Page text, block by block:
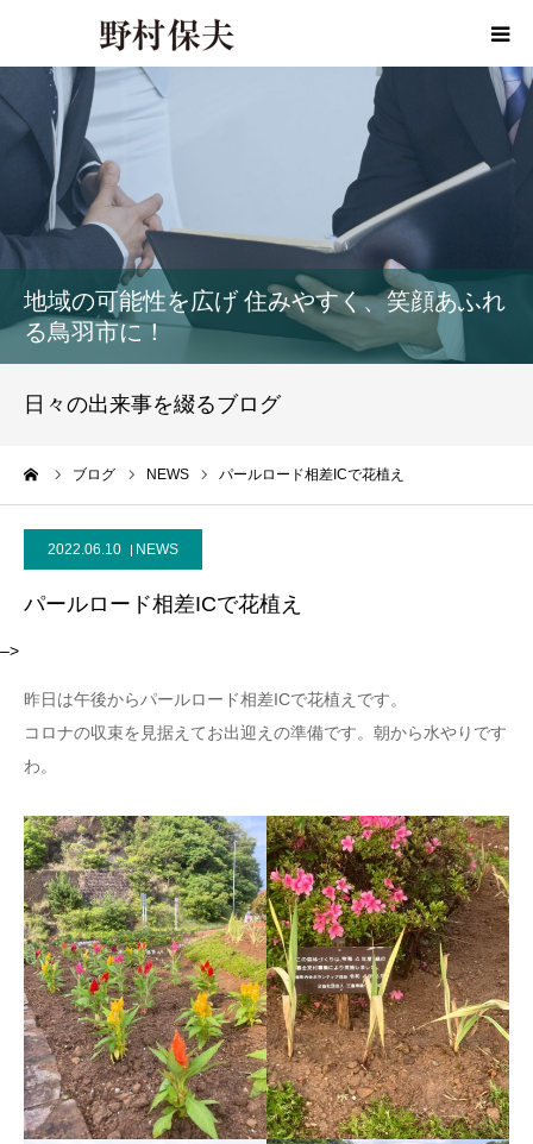
地域の可能性を広げ 住みやすく、笑顔あふれ
る鳥羽市に！
日々の出来事を綴るブログ
ブログ NEWS パールロード相差ICで花植え
2022.06.10 NEWS
パールロード相差ICで花植え
–>
昨日は午後からパールロード相差ICで花植えです。
コロナの収束を見据えてお出迎えの準備です。朝から水やりです
わ。
HOME
プロフィール
政策
活動報告
お問い合わせ